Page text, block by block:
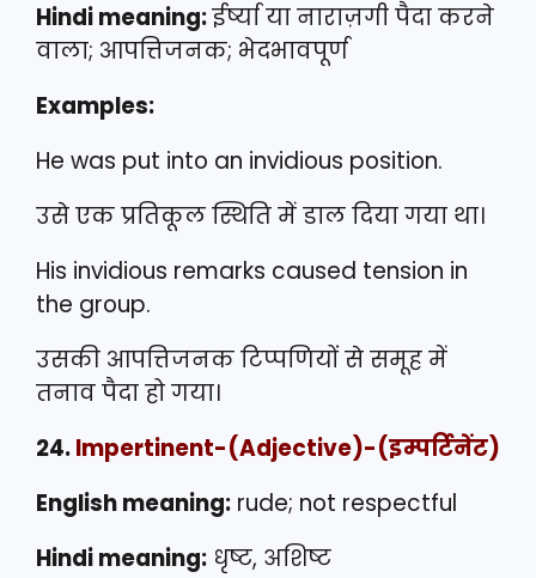
Hindi meaning:ईर्ष्या या नाराज़गी पैदा करने
वाला; आपत्तिजनक; भेदभावपूर्ण
Examples:
He was put into an invidious position.
उसे एक प्रतिकूल स्थिति में डाल दिया गया था।
His invidious remarks caused tension in
the group.
उसकी आपत्तिजनक टिप्पणियों से समूह में
तनाव पैदा हो गया।
24.Impertinent-(Adjective)-(इम्पर्टिनेंट)
English meaning: rude; not respectful
Hindi meaning: धृष्ट, अशिष्ट